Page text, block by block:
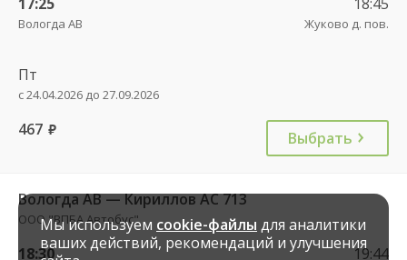
Вологда АВ Жуково д. пов.
Пт
с 24.04.2026 до 27.09.2026
467 руб. Выбрать
Вологда АВ — Кириллов АС 713
ООО "ВПБА Автобус"
18:30 19:44
Мы используем cookie-файлы для аналитики
ваших действий, рекомендаций и улучшения